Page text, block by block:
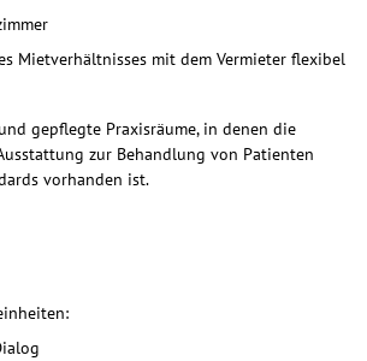
Mietverhältnisses mit dem Vermieter flexibel
gepflegte Praxisräume, in denen die
zur Behandlung von Patienten
vorhanden ist.